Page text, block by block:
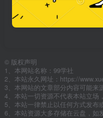
© 版权声明
1、本网站名称：99学社
2、本站永久网址：https://
3、本网站的文章部分内容可能来
4、本站一切资源不代表本站立场
5、本站一律禁止以任何方式发布
6、本站资源大多存储在云盘，如